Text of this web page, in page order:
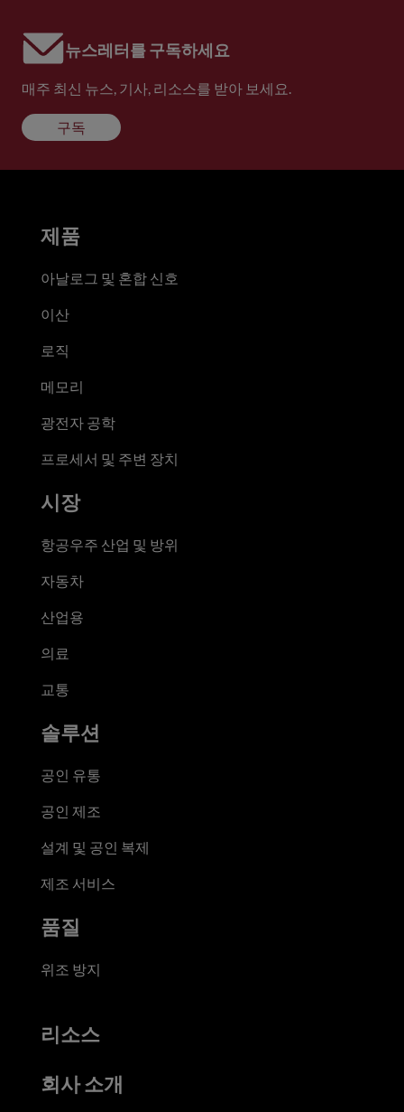
뉴스레터를 구독하세요
매주 최신 뉴스, 기사, 리소스를 받아 보세요.
구독
제품
아날로그 및 혼합 신호
이산
로직
메모리
광전자 공학
프로세서 및 주변 장치
시장
항공우주 산업 및 방위
자동차
산업용
의료
교통
솔루션
공인 유통
공인 제조
설계 및 공인 복제
제조 서비스
품질
위조 방지
리소스
회사 소개